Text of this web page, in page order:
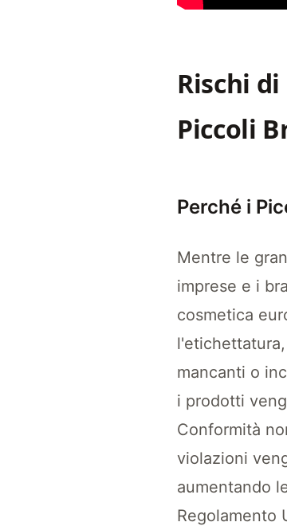
Rischi
Piccoli
Perché i
Mentre le
imprese e i
cosmetica
mancanti o
i prodotti
Conformità
violazioni
aumentando
Regolamento